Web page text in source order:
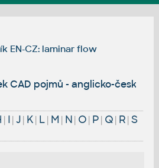
EN-CZ: laminar flow
CAD pojmů - anglicko-český
| I| J| K| L| M| N| O| P| Q| R| S